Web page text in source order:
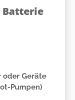
Batterie
oder Geräte
Pumpen)